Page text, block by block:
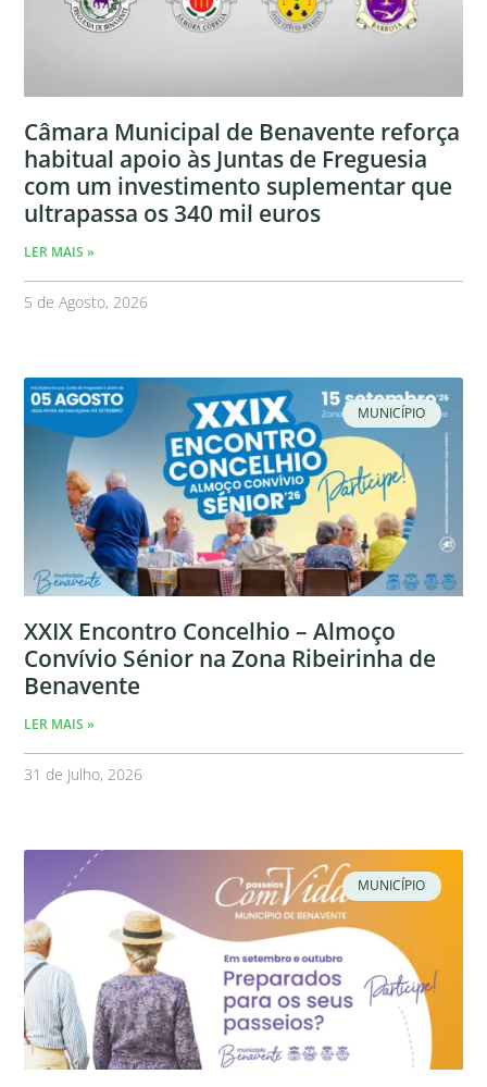
Câmara Municipal de Benavente reforça
habitual apoio às Juntas de Freguesia
com um investimento suplementar que
ultrapassa os 340 mil euros
LER MAIS »
5 de Agosto, 2026
MUNICÍPIO
XXIX Encontro Concelhio – Almoço
Convívio Sénior na Zona Ribeirinha de
Benavente
LER MAIS »
31 de Julho, 2026
MUNICÍPIO